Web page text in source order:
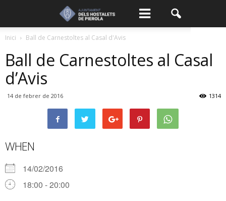
Inici Ball de Carnestoltes al Casal d'Avis
Ball de Carnestoltes al Casal
d’Avis
14 de febrer de 2016 1314
WHEN
14/02/2016
18:00 - 20:00